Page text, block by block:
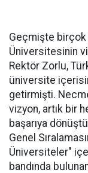
Geçmişte
Üniversitesinin
Rektör Zorlu,
üniversite
getirmişti.
vizyon, artık bir
başarıya
Genel
Üniversiteler"
bandında